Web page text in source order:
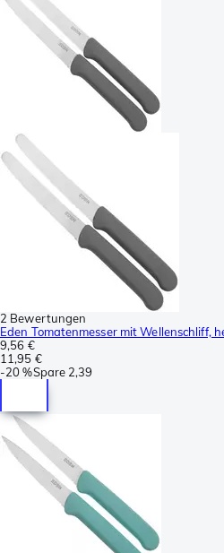
2 Bewertungen
Eden Tomatenmesser mit Wellenschliff,
9,56 €
11,95 €
-20 %Spare 2,39